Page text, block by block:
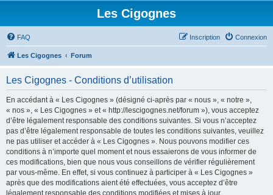
Les Cigognes
FAQ Connexion
Inscription
Les Cigognes Forum
Les Cigognes - Conditions d’utilisation
En accédant à « Les Cigognes » (désigné ci-après par « nous », « notre »,
« nos », « Les Cigognes » et « http://lescigognes.net/forum »), vous acceptez
d’être légalement responsable des conditions suivantes. Si vous n’acceptez
pas d’être légalement responsable de toutes les conditions suivantes, veuillez
ne pas utiliser et accéder à « Les Cigognes ». Nous pouvons modifier ces
conditions à n’importe quel moment et nous essaierons de vous informer de
ces modifications, bien que nous vous conseillons de vérifier régulièrement
par vous-même. En effet, si vous continuez à participer à « Les Cigognes »
après que des modifications aient été effectuées, vous acceptez d’être
légalement responsable des conditions modifiées et mises à jour.